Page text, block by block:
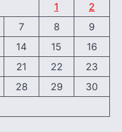
1
2
7 8
9
14 15
16
21 22
23
28 29
30